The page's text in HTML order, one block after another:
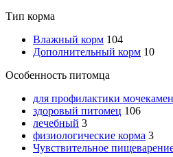
Тип корма
Влажный корм 104
Дополнительный корм 10
Особенность питомца
для профилактики
здоровый питомец 106
лечебный 3
физиологические корма 3
Чувствительное